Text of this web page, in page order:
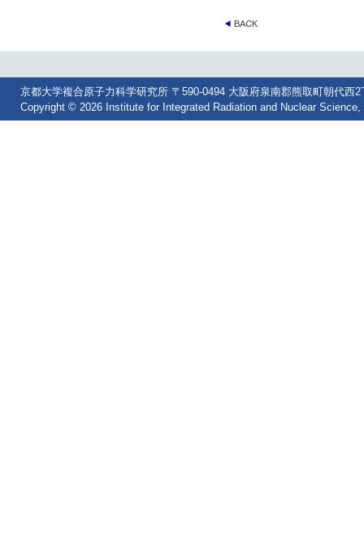
京都大学複合原子力科学研究所 〒590-0494 大阪府泉南郡熊取町朝代西
Copyright © 2026 Institute for Integrated Radiation and Nuclear